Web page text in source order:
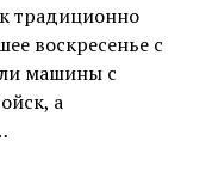
традиционно
воскресенье с
машины с
а